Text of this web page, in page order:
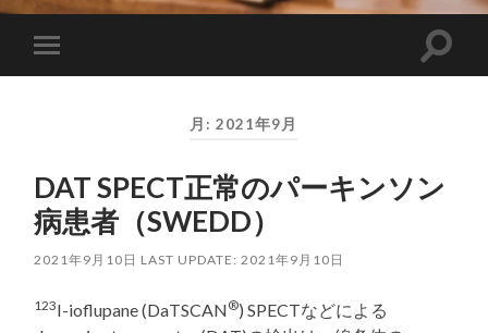
モ
バ
ー
を
切
り
替
え
検
切
月:2021年9月
DAT SPECT正常のパーキンソン
病患者（SWEDD）
2021年9月10日 LAST UPDATE: 2021年9月10日
123I-ioflupane (DaTSCAN®) SPECTなどによる